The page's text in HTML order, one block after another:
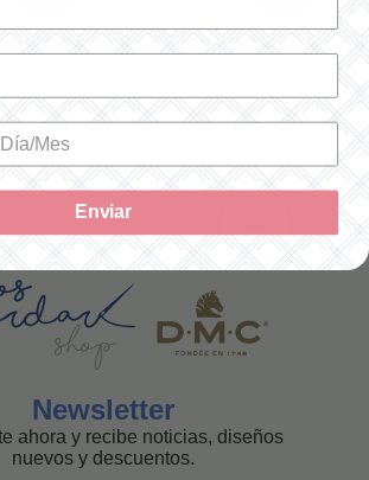
A LA REPÚBLICA
MEXICANA
Newsletter
ahora y recibe noticias, diseños
nuevos y descuentos.
Enviar